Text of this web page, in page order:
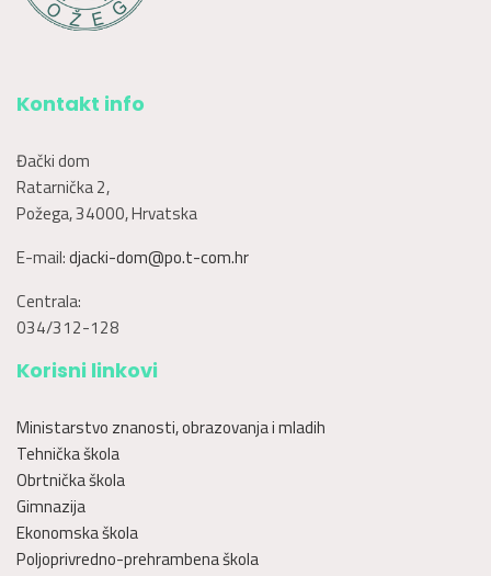
Kontakt info
Đački dom
Ratarnička 2,
Požega, 34000, Hrvatska
E-mail:djacki-dom@po.t-com.hr
Centrala:
034/312-128
Korisni linkovi
Ministarstvo znanosti, obrazovanja i mladih
Tehnička škola
Obrtnička škola
Gimnazija
Ekonomska škola
Poljoprivredno-prehrambena škola